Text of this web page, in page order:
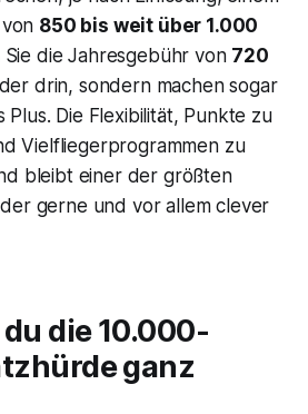
850 bis weit über 1.000
Sie die Jahresgebühr von 720
drin, sondern machen sogar
Plus. Die Flexibilität, Punkte zu
Vielfliegerprogrammen zu
bleibt einer der größten
gerne und vor allem clever
die 10.000-
ganz